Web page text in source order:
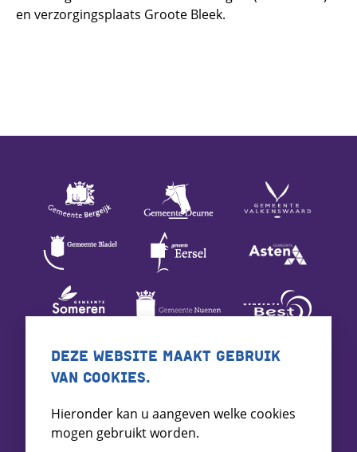
en verzorgingsplaats Groote Bleek.
DEZE WEBSITE MAAKT GEBRUIK
VAN COOKIES.
Hieronder kan u aangeven welke cookies
mogen gebruikt worden.